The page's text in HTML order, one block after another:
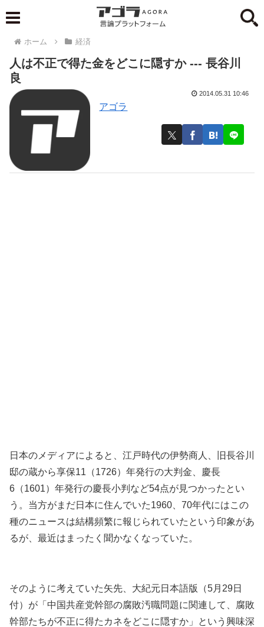
ホーム 経済
人は不正で得た金をどこに隠すか --- 長谷川
良
アゴラ
2014.05.31 10:46
日本のメディアによると、江戸時代の伊勢商人、旧長谷川
邸の蔵から享保11（1726）年発行の大判金、慶長
6（1601）年発行の慶長小判など54点が見つかったとい
う。当方がまだ日本に住んでいた1960、70年代にはこの
種のニュースは結構頻繁に報じられていたという印象があ
るが、最近はまったく聞かなくなっていた。
そのように考えていた矢先、大紀元日本語版（5月29日
付）が「中国共産党幹部の腐敗汚職問題に関連して、腐敗
幹部たちが不正に得たカネをどこに隠すか」という興味深